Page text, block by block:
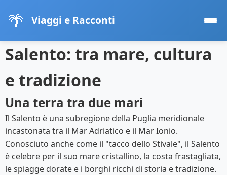
🌴 Viaggi e Racconti
Salento: tra mare, cultura
e tradizione
Una terra tra due mari
Il Salento è una subregione della Puglia meridionale
incastonata tra il Mar Adriatico e il Mar Ionio.
Conosciuto anche come il "tacco dello Stivale", il Salento
è celebre per il suo mare cristallino, la costa frastagliata,
le spiagge dorate e i borghi ricchi di storia e tradizione.